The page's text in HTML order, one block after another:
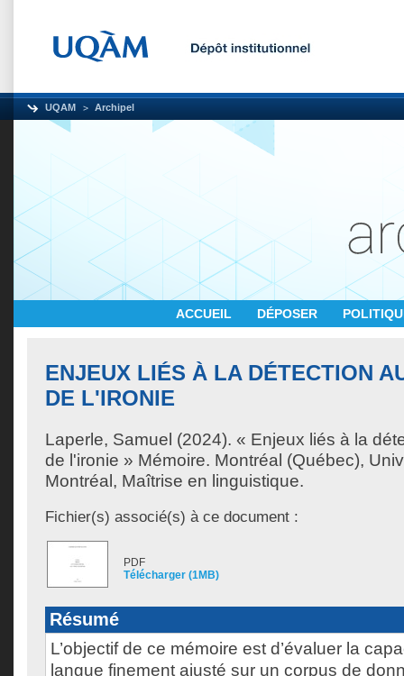
UQAM Archipel
ACCUEIL DÉPOSER
ENJEUX LIÉS À LA DÉTECTION
DE L'IRONIE
Laperle, Samuel (2024). « Enjeux liés à la
de l'ironie » Mémoire. Montréal (Québec),
Montréal, Maîtrise en linguistique.
Fichier(s) associé(s) à ce document :
PDF
Télécharger (1MB)
Résumé
L’objectif de ce mémoire est d’évaluer la
langue finement ajusté sur un corpus de